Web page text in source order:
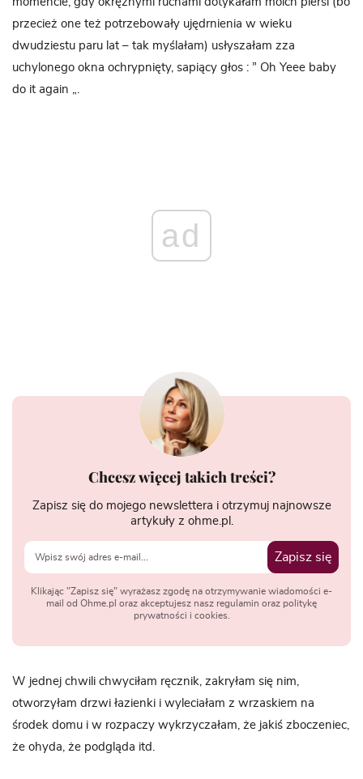
przecież one też potrzebowały ujędrnienia w wieku
dwudziestu paru lat – tak myślałam) usłyszałam zza
uchylonego okna ochrypnięty, sapiący głos : ” Oh Yeee baby
do it again „.
ad
Chcesz więcej takich treści?
Zapisz się do mojego newslettera i otrzymuj najnowsze
artykuły z ohme.pl.
Zapisz się
Klikając "Zapisz się" wyrażasz zgodę na otrzymywanie wiadomości e-
mail od Ohme.pl oraz akceptujesz nasz regulamin oraz politykę
prywatności i cookies.
W jednej chwili chwyciłam ręcznik, zakryłam się nim,
otworzyłam drzwi łazienki i wyleciałam z wrzaskiem na
środek domu i w rozpaczy wykrzyczałam, że jakiś zboczeniec,
że ohyda, że podgląda itd.